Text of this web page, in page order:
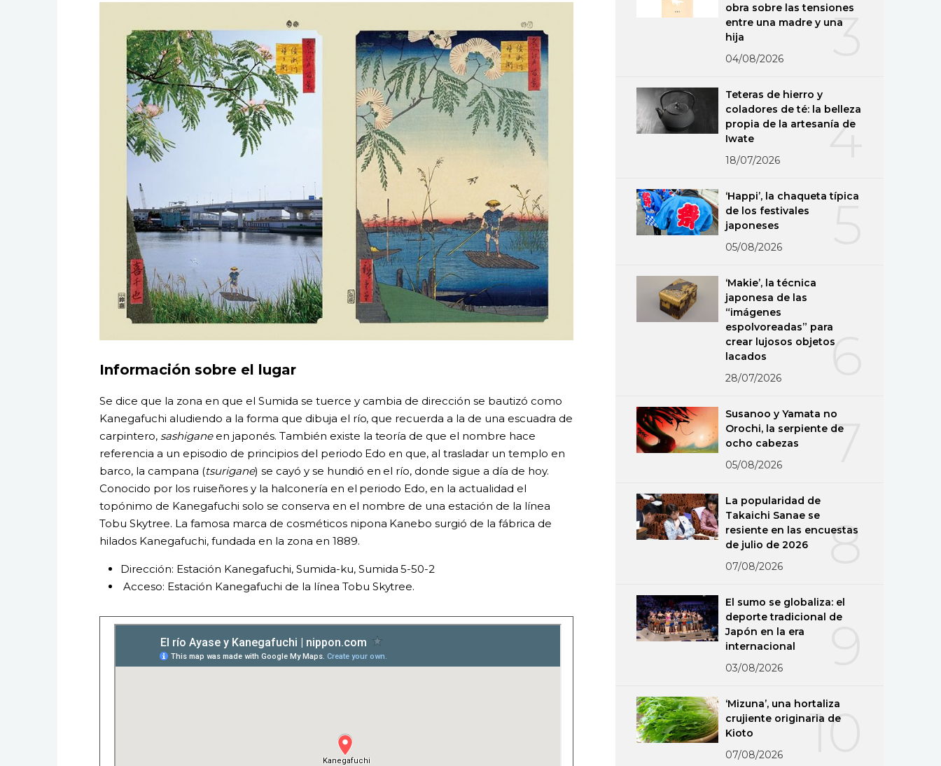
Información sobre el lugar
Se dice que la zona en que el Sumida se tuerce y cambia de dirección se bautizó como
Kanegafuchi aludiendo a la forma que dibuja el río, que recuerda a la de una escuadra de
carpintero, sashiganeen japonés. También existe la teoría de que el nombre hace
referencia a un episodio de principios del periodo Edo en que, al trasladar un templo en
barco, la campana (tsurigane) se cayó y se hundió en el río, donde sigue a día de hoy.
Conocido por los ruiseñores y la halconería en el periodo Edo, en la actualidad el
topónimo de Kanegafuchi solo se conserva en el nombre de una estación de la línea
Tobu Skytree. La famosa marca de cosméticos nipona Kanebo surgió de la fábrica de
hilados Kanegafuchi, fundada en la zona en 1889.
Dirección: Estación Kanegafuchi, Sumida-ku, Sumida 5-50-2
Acceso: Estación Kanegafuchi de la línea Tobu Skytree.
3
obra sobre las tensiones
entre una madre y una
hija
04/08/2026
4
Teteras de hierro y
coladores de té: la belleza
propia de la artesanía de
Iwate
18/07/2026
5
‘Happi’, la chaqueta típica
de los festivales
japoneses
05/08/2026
6
‘Makie’, la técnica
japonesa de las
“imágenes
espolvoreadas” para
crear lujosos objetos
lacados
28/07/2026
7
Susanoo y Yamata no
Orochi, la serpiente de
ocho cabezas
05/08/2026
8
La popularidad de
Takaichi Sanae se
resiente en las encuestas
de julio de 2026
07/08/2026
El sumo se globaliza: el
deporte tradicional de
Japón en la era
internacional
03/08/2026
10
‘Mizuna’, una hortaliza
crujiente originaria de
Kioto
07/08/2026